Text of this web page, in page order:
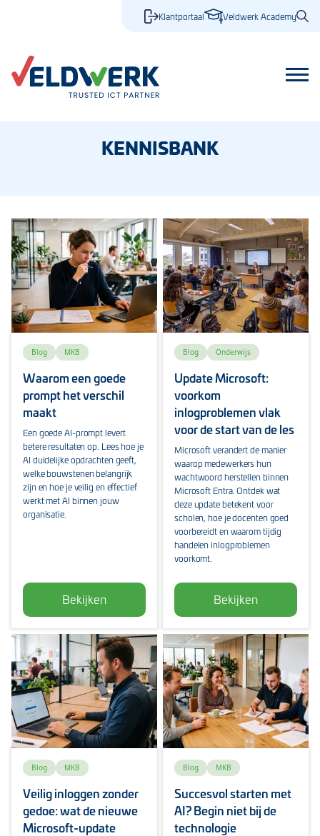
Klantportaal Veldwerk Academy
KENNISBANK
Blog MKB
Waarom een goede
prompt het verschil
maakt
Een goede AI-prompt levert
betere resultaten op. Lees hoe je
AI duidelijke opdrachten geeft,
welke bouwstenen belangrijk
zijn en hoe je veilig en effectief
werkt met AI binnen jouw
organisatie.
Bekijken
Blog Onderwijs
Update Microsoft:
voorkom
inlogproblemen vlak
voor de start van de les
Microsoft verandert de manier
waarop medewerkers hun
wachtwoord herstellen binnen
Microsoft Entra. Ontdek wat
deze update betekent voor
scholen, hoe je docenten goed
voorbereidt en waarom tijdig
handelen inlogproblemen
voorkomt.
Bekijken
Blog MKB
Veilig inloggen zonder
gedoe: wat de nieuwe
Microsoft-update
Blog MKB
Succesvol starten met
AI? Begin niet bij de
technologie